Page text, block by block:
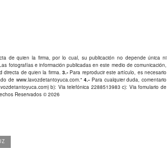
de quien la firma, por lo cual, su publicación no depende única ni
fotografías e información publicadas en este medio de comunicación,
directa de quien la firma. 3.-Para reproducir este artículo, es necesario
de www.lavozdetantoyuca.com."4.- Para cualquier duda, comentario
) b): Via telefónica 2288513983 c): Via fomulario de
Reservados © 2026